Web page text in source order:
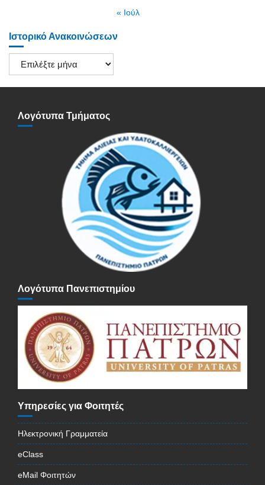
« Ιούλ
Ιστορικό Ανακοινώσεων
Ιστορικό
Ανακοινώσεων
Λογότυπα Τμήματος
Λογότυπα Πανεπιστημίου
Υπηρεσίες για Φοιτητές
Ηλεκτρονική Γραμματεία
eClass
eMail Φοιτητών